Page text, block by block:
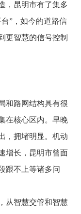
，昆明市有了集多
”，如今的道路信
更智慧的信号控制
路网结构具有很
在核心区内。早晚
，拥堵明显。机动
增长，昆明市曾面
跟不上等诸多问
智慧交管和智慧